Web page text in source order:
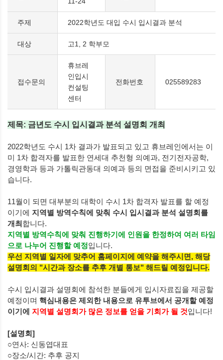
주제 2022학년도 대입 수시 입시결과 분석
대상 고1, 2 학부모
접수문의
휴브레
인입시
컨설팅
센터
전화번호 025589283
제목: 금년도 수시 입시결과 분석 설명회 개최
2022학년도 수시 1차 결과가 발표되고 있고 휴브레인에서는 이
미 1차 합격자를 발표한 연세대 추천형 의예과, 전기전자공학,
경영학과 등과 가톨릭관동대 의예과 등의 면접을 준비시키고 있
습니다.
11월이 되면 대부분의 대학이 수시 1차 합격자 발표를 할 예정
이기에 지역별 방역수칙에 맞춰 수시 입시결과 분석 설명회를
개최 합니다.
지역별 방역수칙에 맞춰 진행하기에 인원을 한정하여 여러 타임
으로 나누어 진행할 예정입니다.
우선 지역별 일자에 맞추어 홈페이지에 예약을 해주시면, 해당
설명회의 "시간과 장소를 추후 개별 통보" 해드릴 예정입니다.
수시 입시결과 설명회에 참석한 분들에게 입시자료집을 제공할
예정이며 핵심내용은 제외한 내용으로 유투브에서 공개할 예정
이기에
지역별 설명회가 많은 정보를 얻을 기회가 될 것입니다!
[설명회]
○연사: 신동엽대표
○장소/시간: 추후 공지